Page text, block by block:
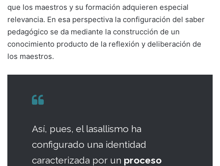
que los maestros y su formación adquieren especial
relevancia. En esa perspectiva la configuración del saber
pedagógico se da mediante la construcción de un
conocimiento producto de la reflexión y deliberación de
los maestros.
Así, pues, el lasallismo ha
configurado una identidad
caracterizada por un proceso